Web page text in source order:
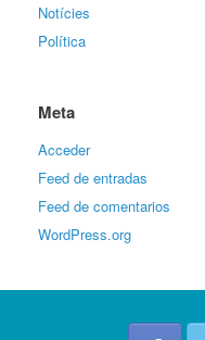
Notícies
Política
Meta
Acceder
Feed de entradas
Feed de comentarios
WordPress.org